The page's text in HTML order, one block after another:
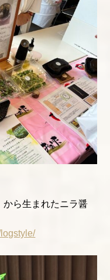
ら生まれたニラ醤